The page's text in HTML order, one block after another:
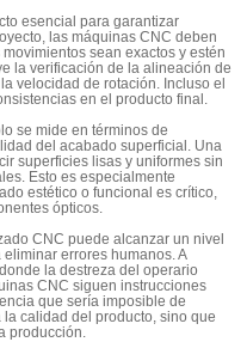
esencial para garantizar
las máquinas CNC deben
sean exactos y estén
la verificación de la alineación de
velocidad de rotación. Incluso el
en el producto final.
se mide en términos de
del acabado superficial. Una
superficies lisas y uniformes sin
Esto es especialmente
estético o funcional es crítico,
ópticos.
CNC puede alcanzar un nivel
errores humanos. A
la destreza del operario
CNC siguen instrucciones
que sería imposible de
calidad del producto, sino que
producción.